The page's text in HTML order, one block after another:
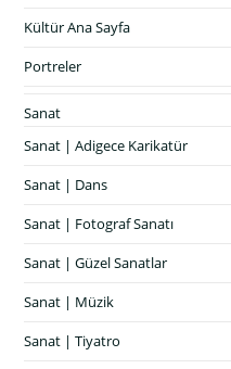
Kültür Ana Sayfa
Portreler
Sanat
Sanat | Adigece Karikatür
Sanat | Dans
Sanat | Fotograf Sanatı
Sanat | Güzel Sanatlar
Sanat | Müzik
Sanat | Tiyatro